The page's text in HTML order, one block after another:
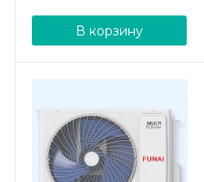
В корзину